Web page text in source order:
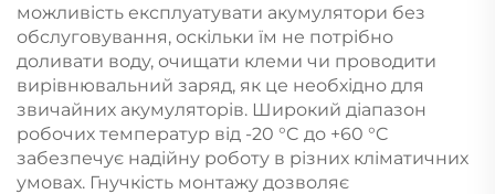
можливість експлуатувати акумулятори без
обслуговування, оскільки їм не потрібно
доливати воду, очищати клеми чи проводити
вирівнювальний заряд, як це необхідно для
звичайних акумуляторів. Широкий діапазон
робочих температур від -20 °C до +60 °C
забезпечує надійну роботу в різних кліматичних
умовах. Гнучкість монтажу дозволяє